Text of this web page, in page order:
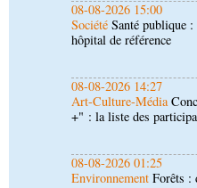
08-08-2026 14:27
Art-Culture-Média
+" : la liste des
08-08-2026 01:25
EnvironnementForêts :
l'utilisation d'un logiciel
08-08-2026 01:15
Afrique-MondeCongo-